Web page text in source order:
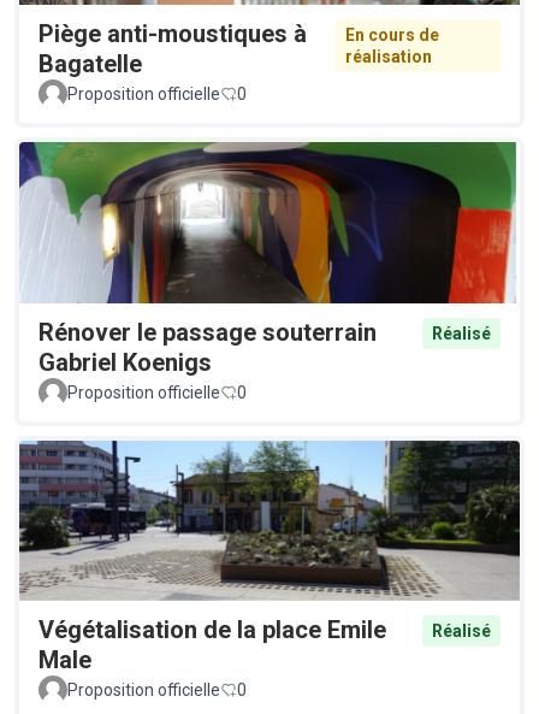
Piège anti-moustiques à
Bagatelle
En cours de
réalisation
Proposition officielle
0
Rénover le passage souterrain
Gabriel Koenigs
Réalisé
Proposition officielle 0
Végétalisation de la place Emile
Male
Réalisé
Proposition officielle 0